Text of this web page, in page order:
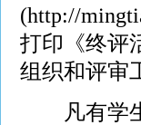
(http://
打印《终评
组织和评审
凡有学生